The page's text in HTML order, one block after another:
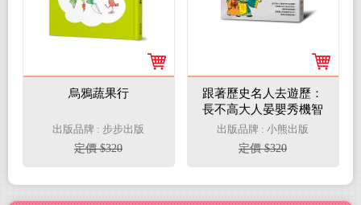
烏鴉蔬果行
出版品牌 : 步步出版
定價 $320
跟著歷史名人去遊歷：
長不高大人晏嬰秀機智
出版品牌 : 小熊出版
定價 $320